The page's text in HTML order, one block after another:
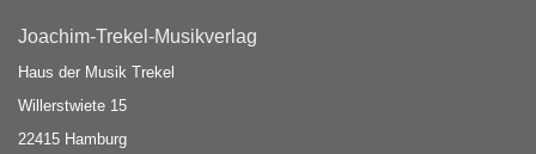
Joachim-Trekel-Musikverlag
Haus der Musik Trekel
Willerstwiete 15
22415 Hamburg